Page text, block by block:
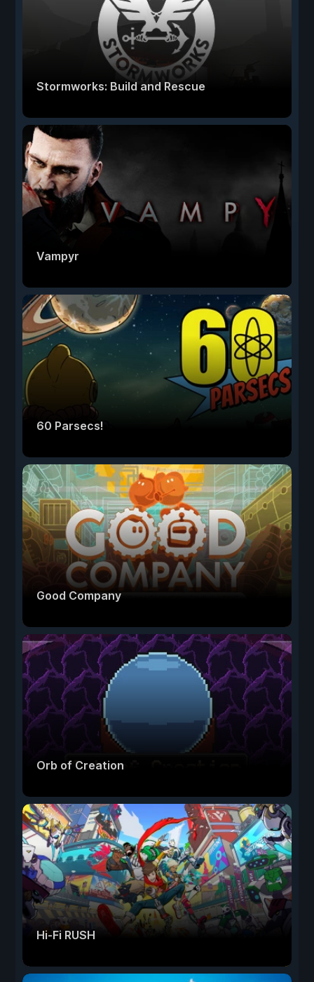
Stormworks: Build and Rescue
Vampyr
60 Parsecs!
Good Company
Orb of Creation
Hi-Fi RUSH